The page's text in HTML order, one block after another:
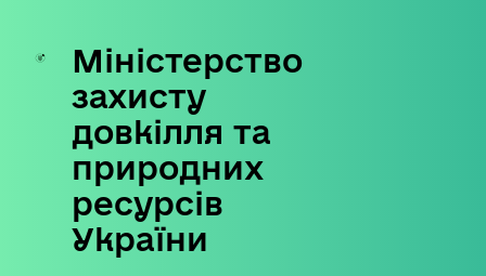
Skip
content
Міністерство
захисту
довкілля та
природних
ресурсів
України